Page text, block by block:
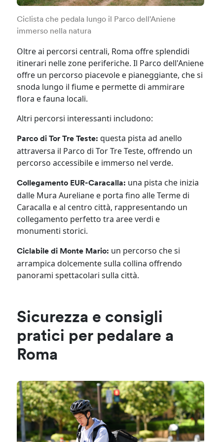
Ciclista che pedala lungo il Parco dell'Aniene
immerso nella natura
Oltre ai percorsi centrali, Roma offre splendidi
itinerari nelle zone periferiche. Il Parco dell'Aniene
offre un percorso piacevole e pianeggiante, che si
snoda lungo il fiume e permette di ammirare
flora e fauna locali.
Altri percorsi interessanti includono:
Parco di Tor Tre Teste: questa pista ad anello
attraversa il Parco di Tor Tre Teste, offrendo un
percorso accessibile e immerso nel verde.
Collegamento EUR-Caracalla: una pista che inizia
dalle Mura Aureliane e porta fino alle Terme di
Caracalla e al centro città, rappresentando un
collegamento perfetto tra aree verdi e
monumenti storici.
Ciclabile di Monte Mario: un percorso che si
arrampica dolcemente sulla collina offrendo
panorami spettacolari sulla città.
Sicurezza e consigli
pratici per pedalare a
Roma